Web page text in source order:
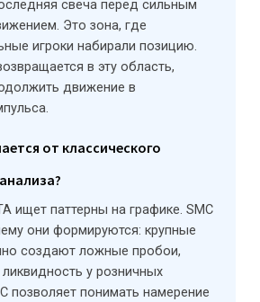
свеча перед сильным
Это зона, где
игроки набирали позицию.
в эту область,
движение в
от классического
ищет паттерны на графике. SMC
они формируются: крупные
создают ложные пробои,
у розничных
позволяет понимать намерение